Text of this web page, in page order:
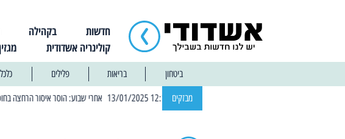
חדשות בקהילה
קולינריה אשדודית
ביטחון בריאות פלילים
מבזקים | 13:04 14/01/2025 עובדים בלילות: עבודות קרצוף וריבוד אספלט